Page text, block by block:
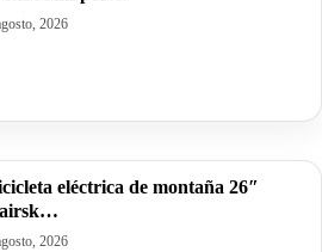
2026
eléctrica de montaña 26″
2026